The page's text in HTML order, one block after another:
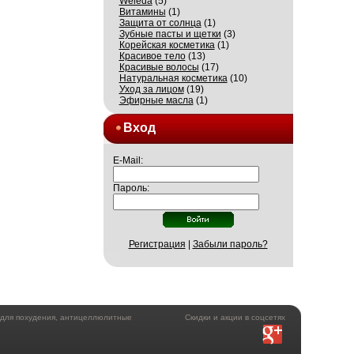
Витамины (1)
Защита от солнца(1)
Зубные пасты и щетки (3)
Корейская косметика(1)
Красивое тело(13)
Красивые волосы (17)
Натуральная косметика(10)
Уход за лицом(19)
Эфирные масла(1)
Вход
E-Mail:
Пароль:
Регистрация Забыли пароль?
Скидки и акции в соцсетях
похудения, антицеллюлитные